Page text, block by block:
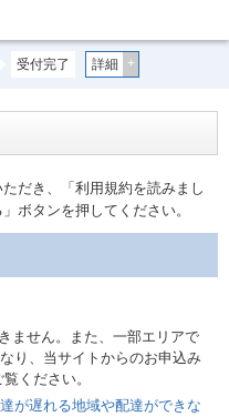
受付完了 詳細 +
だき、「利用規約を読みまし
ボタンを押してください。
ません。また、一部エリアで
り、当サイトからのお申込み
覧ください。
が遅れる地域や配達ができな